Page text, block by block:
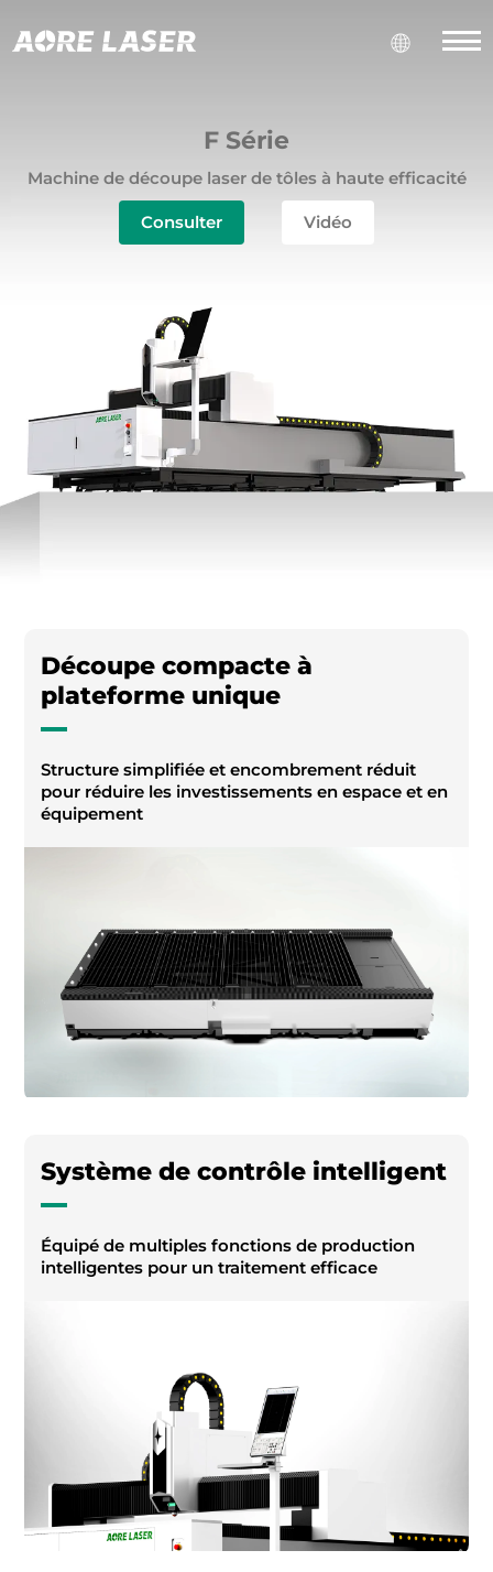
F Série
Machine de découpe laser de tôles à haute efficacité
Consulter Vidéo
Découpe compacte à
plateforme unique
Structure simplifiée et encombrement réduit
pour réduire les investissements en espace et en
équipement
Système de contrôle intelligent
Équipé de multiples fonctions de production
intelligentes pour un traitement efficace